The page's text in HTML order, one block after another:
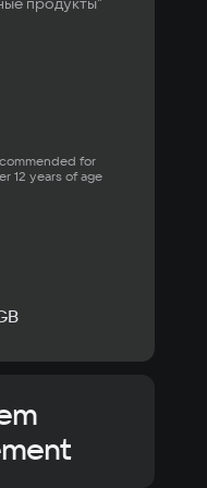
for
12 years of age